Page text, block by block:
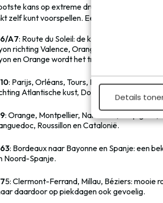
Details
kans op extreme drukte zit op vooral op
zelf kunt voorspellen. Een kort overzicht:
A7: Route du Soleil: de klassieker. Vanuit
richting Valence, Orange, Avignon,
en Orange wordt het traditioneel extreem
: Parijs, Orléans, Tours, Poitiers, Bordeaux:
Atlantische kust, Dordogne, Baskenland
: Orange, Montpellier, Narbonne, Perpignan,
Roussillon en Catalonië.
: Bordeaux naar Bayonne en Spanje: een
Noord-Spanje.
5: Clermont-Ferrand, Millau, Béziers: mooie
daardoor op piekdagen ook gevoelig.